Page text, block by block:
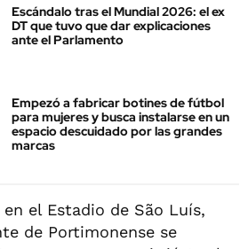
Escándalo tras el Mundial 2026: el ex
DT que tuvo que dar explicaciones
ante el Parlamento
Empezó a fabricar botines de fútbol
para mujeres y busca instalarse en un
espacio descuidado por las grandes
marcas
el Estadio de São Luís,
de Portimonense se